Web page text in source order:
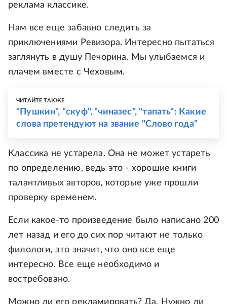
реклама классике.
Нам все еще забавно следить за
приключениями Ревизора. Интересно пытаться
заглянуть в душу Печорина. Мы улыбаемся и
плачем вместе с Чеховым.
ЧИТАЙТЕ ТАКЖЕ
"Пушкин", "скуф", "чиназес", "тапать": Какие
слова претендуют на звание "Слово года"
Классика не устарела. Она не может устареть
по определению, ведь это - хорошие книги
талантливых авторов, которые уже прошли
проверку временем.
Если какое-то произведение было написано 200
лет назад и его до сих пор читают не только
филологи, это значит, что оно все еще
интересно. Все еще необходимо и
востребовано.
Можно ли его рекламировать? Да. Нужно ли